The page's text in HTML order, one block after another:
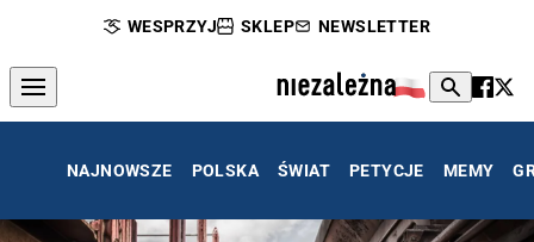
WESPRZYJ SKLEP NEWSLETTER
NAJNOWSZE POLSKA ŚWIAT PETYCJE MEMY